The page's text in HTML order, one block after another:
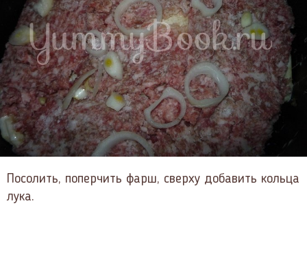
Посолить, поперчить фарш, сверху добавить кольца
лука.